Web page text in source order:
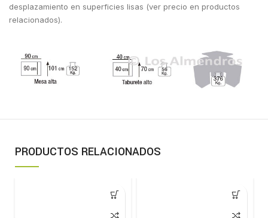
desplazamiento en superficies lisas (ver precio en productos
relacionados).
PRODUCTOS RELACIONADOS